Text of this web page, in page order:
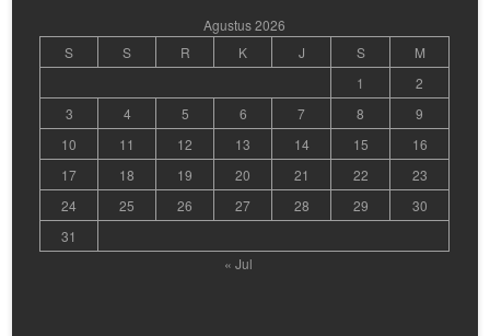
Agustus 2026
S
S R K J S
M
1
2
3
4 5 6 7 8
9
10
11 12 13 14 15
16
17
18 19 20 21 22
23
24
25 26 27 28 29
30
31
« Jul